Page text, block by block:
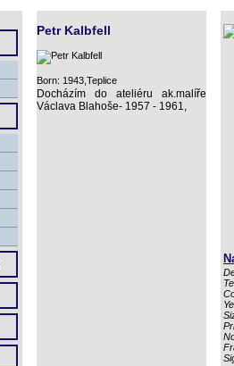
Petr Kalbfell
Born: 1943,Teplice
Docházím do ateliéru ak.malíře
Václava Blahoše- 1957 - 1961,